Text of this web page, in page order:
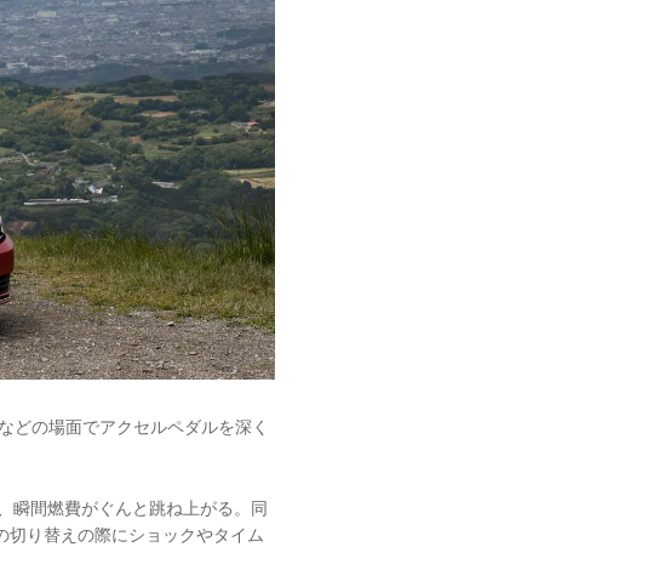
どの場面でアクセルペダルを深く
瞬間燃費がぐんと跳ね上がる。同
切り替えの際にショックやタイム